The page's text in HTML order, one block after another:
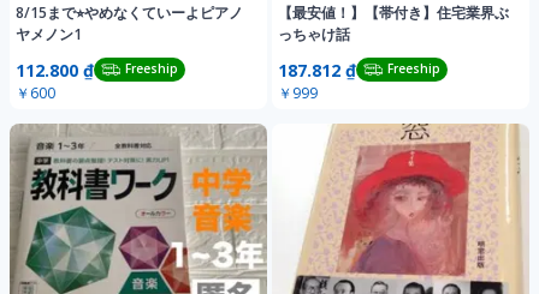
8/15まで⭐︎やめなくていーよピアノ
ヤメノン1
112.800 ₫ Freeship
￥600
【最安値！】【帯付き】住宅業界ぶ
っちゃけ話
187.812 ₫ Freeship
￥999